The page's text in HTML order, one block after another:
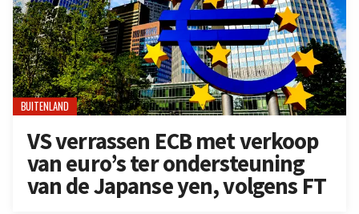
BUITENLAND
VS verrassen ECB met verkoop
van euro’s ter ondersteuning
van de Japanse yen, volgens FT